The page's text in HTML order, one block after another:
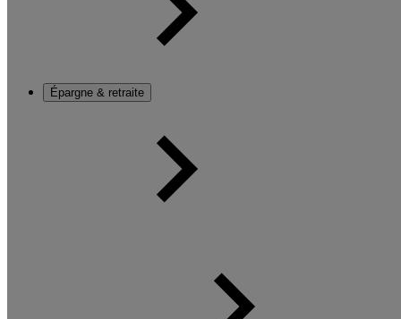
Épargne & retraite